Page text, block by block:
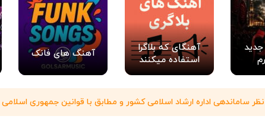
آهنگای که بلاگرا
استفاده میکنند
آهنگ های فانک
ساماندهی اداره ارشاد اسلامی کشور و مطابق با قوانین جمهوری اسلامی